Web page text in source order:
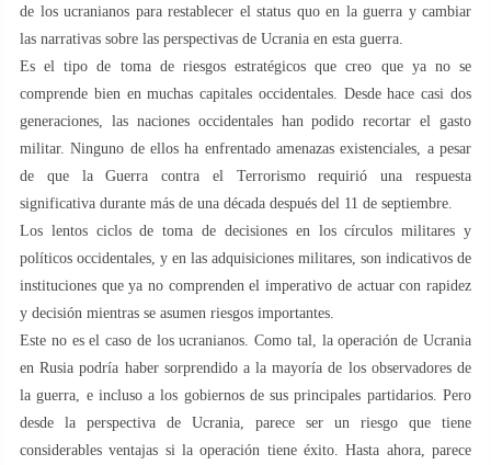
de los ucranianos para restablecer el status quo en la guerra y cambiar
las narrativas sobre las perspectivas de Ucrania en esta guerra.
Es el tipo de toma de riesgos estratégicos que creo que ya no se
comprende bien en muchas capitales occidentales. Desde hace casi dos
generaciones, las naciones occidentales han podido recortar el gasto
militar. Ninguno de ellos ha enfrentado amenazas existenciales, a pesar
de que la Guerra contra el Terrorismo requirió una respuesta
significativa durante más de una década después del 11 de septiembre.
Los lentos ciclos de toma de decisiones en los círculos militares y
políticos occidentales, y en las adquisiciones militares, son indicativos de
instituciones que ya no comprenden el imperativo de actuar con rapidez
y decisión mientras se asumen riesgos importantes.
Este no es el caso de los ucranianos. Como tal, la operación de Ucrania
en Rusia podría haber sorprendido a la mayoría de los observadores de
la guerra, e incluso a los gobiernos de sus principales partidarios. Pero
desde la perspectiva de Ucrania, parece ser un riesgo que tiene
considerables ventajas si la operación tiene éxito. Hasta ahora, parece